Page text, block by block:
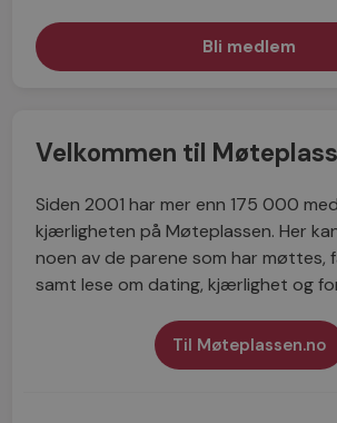
Velkommen til
Siden 2001 har mer enn 175 000
kjærligheten på Møteplassen. Her
noen av de parene som har møttes,
samt lese om dating, kjærlighet og
Til Møteplassen.no